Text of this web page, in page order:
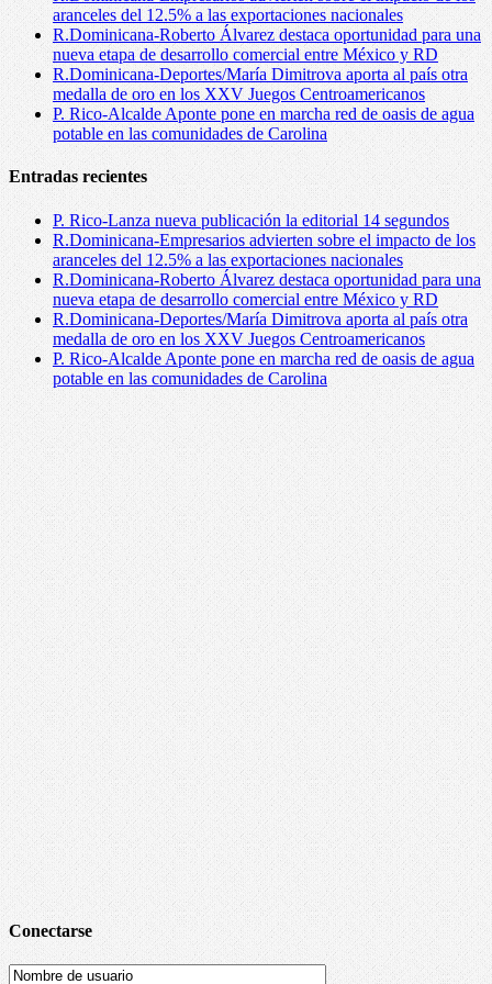
aranceles del 12.5% a las exportaciones nacionales
R.Dominicana-Roberto Álvarez destaca oportunidad para una
nueva etapa de desarrollo comercial entre México y RD
R.Dominicana-Deportes/María Dimitrova aporta al país otra
medalla de oro en los XXV Juegos Centroamericanos
P. Rico-Alcalde Aponte pone en marcha red de oasis de agua
potable en las comunidades de Carolina
Entradas recientes
P. Rico-Lanza nueva publicación la editorial 14 segundos
R.Dominicana-Empresarios advierten sobre el impacto de los
aranceles del 12.5% a las exportaciones nacionales
R.Dominicana-Roberto Álvarez destaca oportunidad para una
nueva etapa de desarrollo comercial entre México y RD
R.Dominicana-Deportes/María Dimitrova aporta al país otra
medalla de oro en los XXV Juegos Centroamericanos
P. Rico-Alcalde Aponte pone en marcha red de oasis de agua
potable en las comunidades de Carolina
Conectarse